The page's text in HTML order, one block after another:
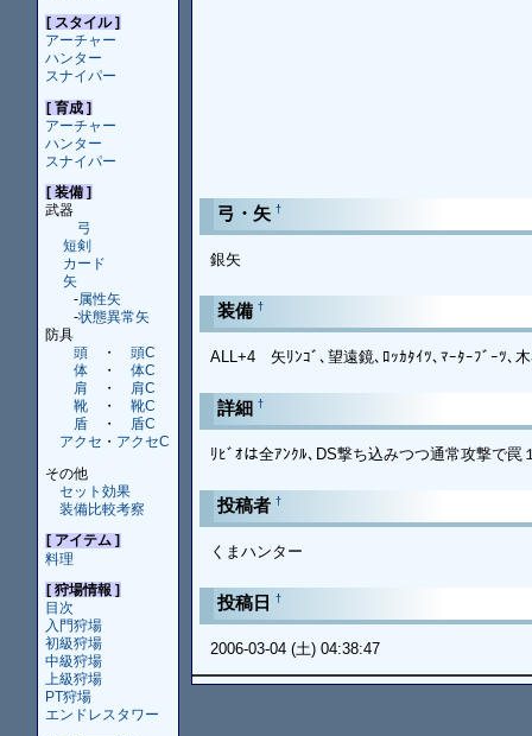
[ スタイル ]
アーチャー
ハンター
スナイパー
[ 育成 ]
アーチャー
ハンター
スナイパー
[ 装備 ]
武器
弓
短剣
カード
矢
-属性矢
-状態異常矢
防具
頭
・
頭C
体
・
体C
肩
・
肩C
靴
・
靴C
盾
・
盾C
アクセ ・ アクセC
その他
セット効果
装備比較考察
[ アイテム ]
料理
[ 狩場情報 ]
目次
入門狩場
初級狩場
中級狩場
上級狩場
PT狩場
エンドレスタワー
弓・矢 †
銀矢
装備 †
ALL+4 矢ﾘﾝｺﾞ､望遠鏡､ﾛｯｶﾀｲﾂ､ﾏｰﾀｰﾌﾞｰﾂ､
詳細 †
ﾘﾋﾞｵは全ｱﾝｸﾙ､DS撃ち込みつつ通常攻撃で
投稿者 †
くまハンター
投稿日 †
2006-03-04 (土) 04:38:47